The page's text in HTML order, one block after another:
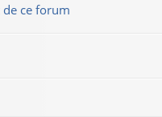
ce forum